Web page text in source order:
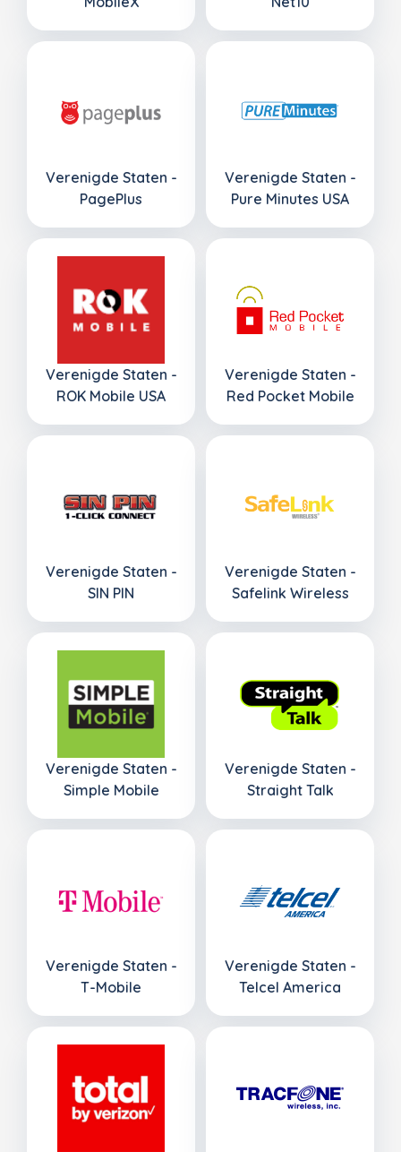
Verenigde Staten -
PagePlus
Verenigde Staten -
Pure Minutes USA
Verenigde Staten -
ROK Mobile USA
Verenigde Staten -
Red Pocket Mobile
Verenigde Staten -
SIN PIN
Verenigde Staten -
Safelink Wireless
Verenigde Staten -
Simple Mobile
Verenigde Staten -
Straight Talk
Verenigde Staten -
T-Mobile
Verenigde Staten -
Telcel America